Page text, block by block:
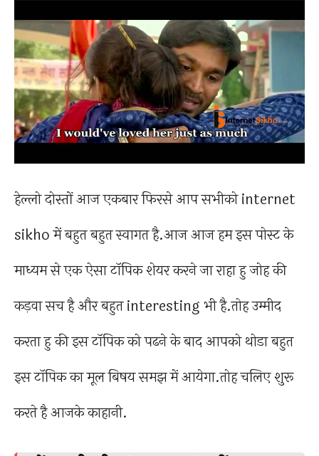
हेल्लो दोस्तों आज एकबार फिरसे आप सभीको internet
sikho में बहुत बहुत स्वागत है.आज आज हम इस पोस्ट के
माध्यम से एक ऐसा टॉपिक शेयर करने जा राहा हु जोह की
कड़वा सच है और बहुत interesting भी है.तोह उम्मीद
करता हु की इस टॉपिक को पढने के बाद आपको थोडा बहुत
इस टॉपिक का मूल बिषय समझ में आयेगा.तोह चलिए शुरू
करते है आजके काहानी.